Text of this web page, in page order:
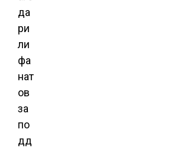
да
ри
ли
фа
нат
ов
за
по
дд